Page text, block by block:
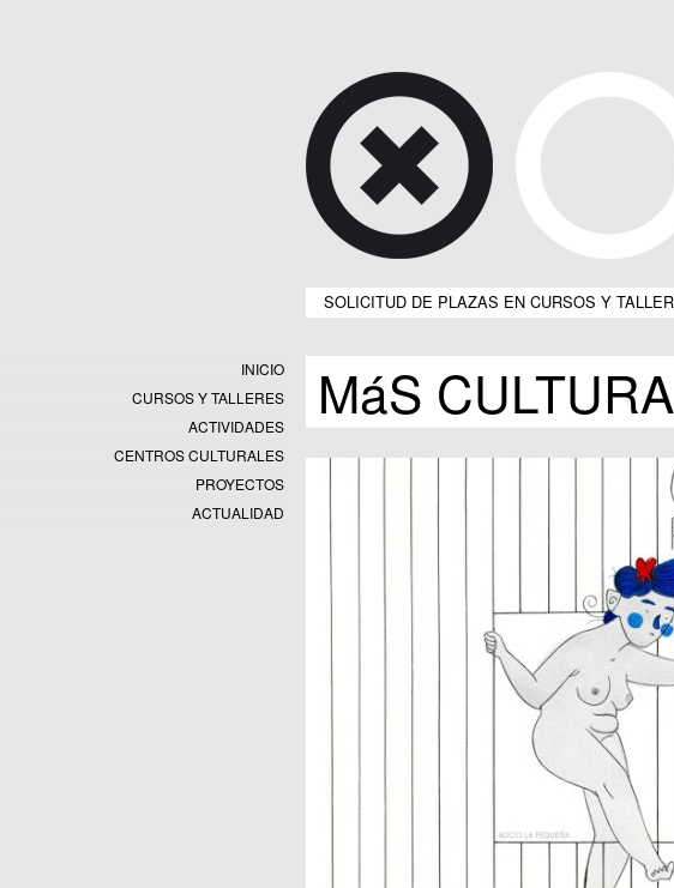
SOLICITUD DE PLAZAS EN CURSOS Y
INICIO
CURSOS Y TALLERES
ACTIVIDADES
CENTROS CULTURALES
Equipamientos
PROYECTOS
Exposiciones
ACTUALIDAD
MáS CULTURA